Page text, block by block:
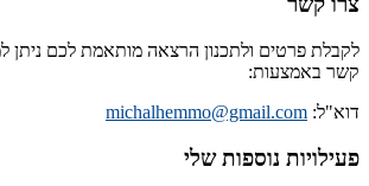
לקבלת פרטים ולתכנון הרצאה מותאמת לכם ניתן
קשר באמצעות:
דוא"ל: michalhemmo@gmail.com
פעילויות נוספות שלי